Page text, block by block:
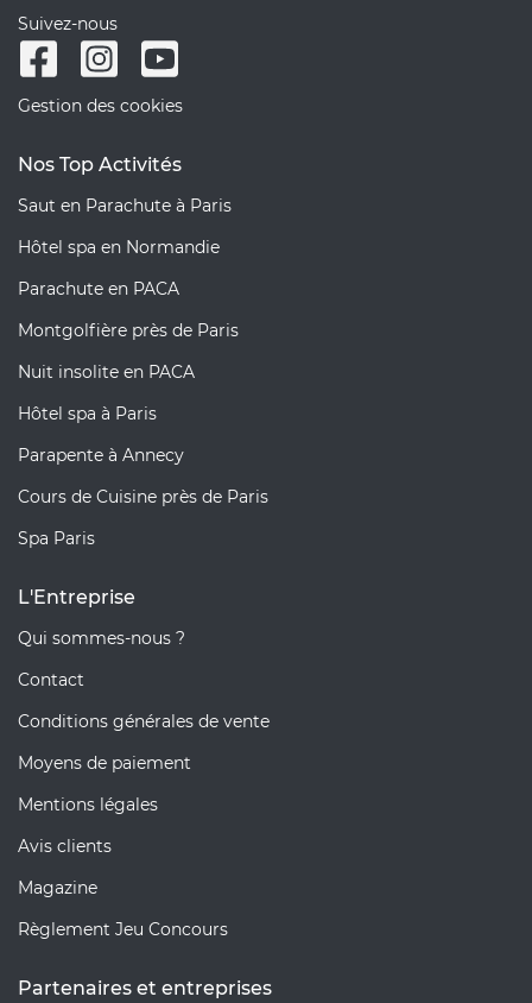
Suivez-nous
Gestion des cookies
Nos Top Activités
Saut en Parachute à Paris
Hôtel spa en Normandie
Parachute en PACA
Montgolfière près de Paris
Nuit insolite en PACA
Hôtel spa à Paris
Parapente à Annecy
Cours de Cuisine près de Paris
Spa Paris
L'Entreprise
Qui sommes-nous ?
Contact
Conditions générales de vente
Moyens de paiement
Mentions légales
Avis clients
Magazine
Règlement Jeu Concours
Partenaires et entreprises